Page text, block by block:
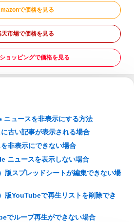
で価格を見る
天市場で価格を見る
ョッピングで価格を見る
ュースを非表示にする方法
古い記事が表示される場合
非表示にできない場合
ニュースを表示しない場合
版スプレッドシートが編集できない場
版YouTubeで再生リストを削除でき
でループ再生ができない場合